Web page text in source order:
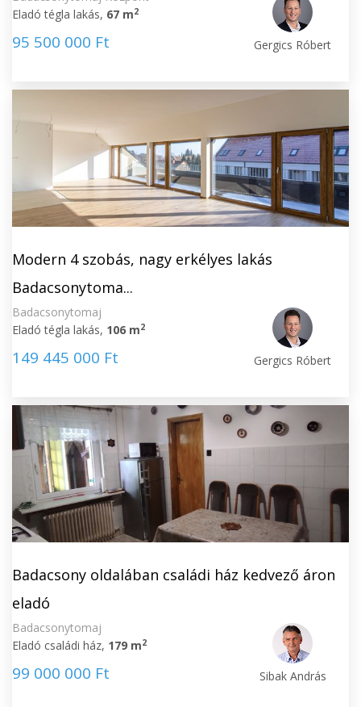
Eladó tégla lakás, 67 m2
95 500 000 Ft Gergics Róbert
Modern 4 szobás, nagy erkélyes lakás
Badacsonytoma...
Badacsonytomaj
Eladó tégla lakás, 106 m2
149 445 000 Ft Gergics Róbert
Badacsony oldalában családi ház kedvező áron
eladó
Badacsonytomaj
Eladó családi ház, 179 m2
99 000 000 Ft Sibak András